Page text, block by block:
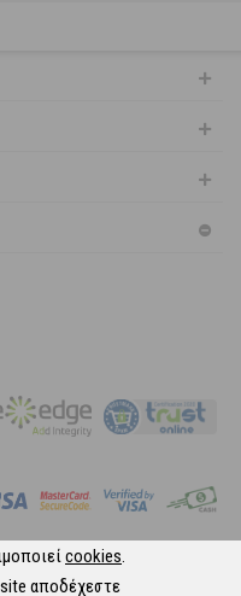
cookies.
αποδέχεστε
Media